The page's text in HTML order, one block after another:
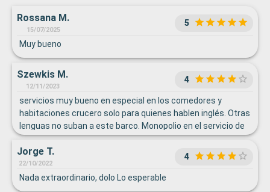
Rossana M.
15/07/2025
5
Muy bueno
Szewkis M.
12/11/2023
4
servicios muy bueno en especial en los comedores y
habitaciones crucero solo para quienes hablen inglés. Otras
lenguas no suban a este barco. Monopolio en el servicio de
internet , sumamente caro.
Jorge T.
22/10/2022
4
Nada extraordinario, dolo Lo esperable